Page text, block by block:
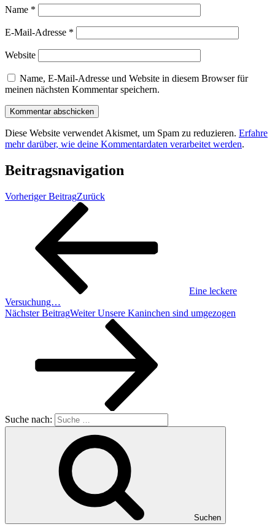
Name *
E-Mail-Adresse *
Website
Name, E-Mail-Adresse und Website in diesem Browser für
meinen nächsten Kommentar speichern.
Diese Website verwendet Akismet, um Spam zu reduzieren. Erfahre
mehr darüber, wie deine Kommentardaten verarbeitet werden.
Beitragsnavigation
Vorheriger BeitragZurück
Eine leckere
Versuchung…
Nächster BeitragWeiter Unsere Kaninchen sind umgezogen
Suche nach:
Suchen